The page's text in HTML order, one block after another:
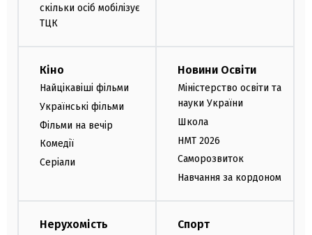
скільки осіб мобілізує
ТЦК
Кіно
Найцікавіші фільми
Українські фільми
Фільми на вечір
Комедії
Серіали
Новини Освіти
Міністерство освіти та
науки України
Школа
НМТ 2026
Саморозвиток
Навчання за кордоном
Нерухомість Спорт